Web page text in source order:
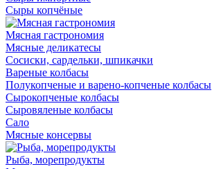
Сыры копчёные
Мясная гастрономия
Мясные деликатесы
Сосиски, сардельки, шпикачки
Вареные колбасы
Полукопченые и варено-копченые колбасы
Сырокопченые колбасы
Сыровяленые колбасы
Сало
Мясные консервы
Рыба, морепродукты